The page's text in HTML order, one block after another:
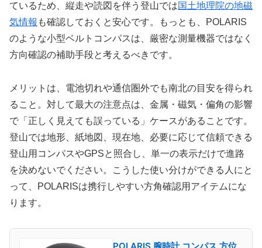
ているため、縦走や読図を伴う登山では国土地理院の地磁
気情報 も確認しておくと安心です。もっとも、POLARIS
のような小型ベルトコンパスは、厳密な測量機器ではなく
方向確認の補助手段と考えるべきです。
メリットは、電池切れや通信圏外でも南北の目安を得られ
ること。対して最大の注意点は、金属・磁気・偏角の影響
で「正しく見えても誤っている」ケースがあることです。
登山では地形、紙地図、現在地、必要に応じて信頼できる
登山用コンパスやGPSと照合し、単一の表示だけで進路
を決めないでください。こうした使い分けができる人にと
って、POLARISは携行しやすい方角確認用アイテムにな
ります。